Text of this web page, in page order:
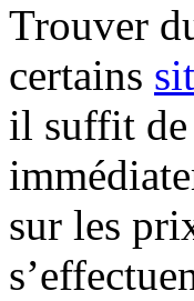
Trouver
certains
il suffit de
sur les